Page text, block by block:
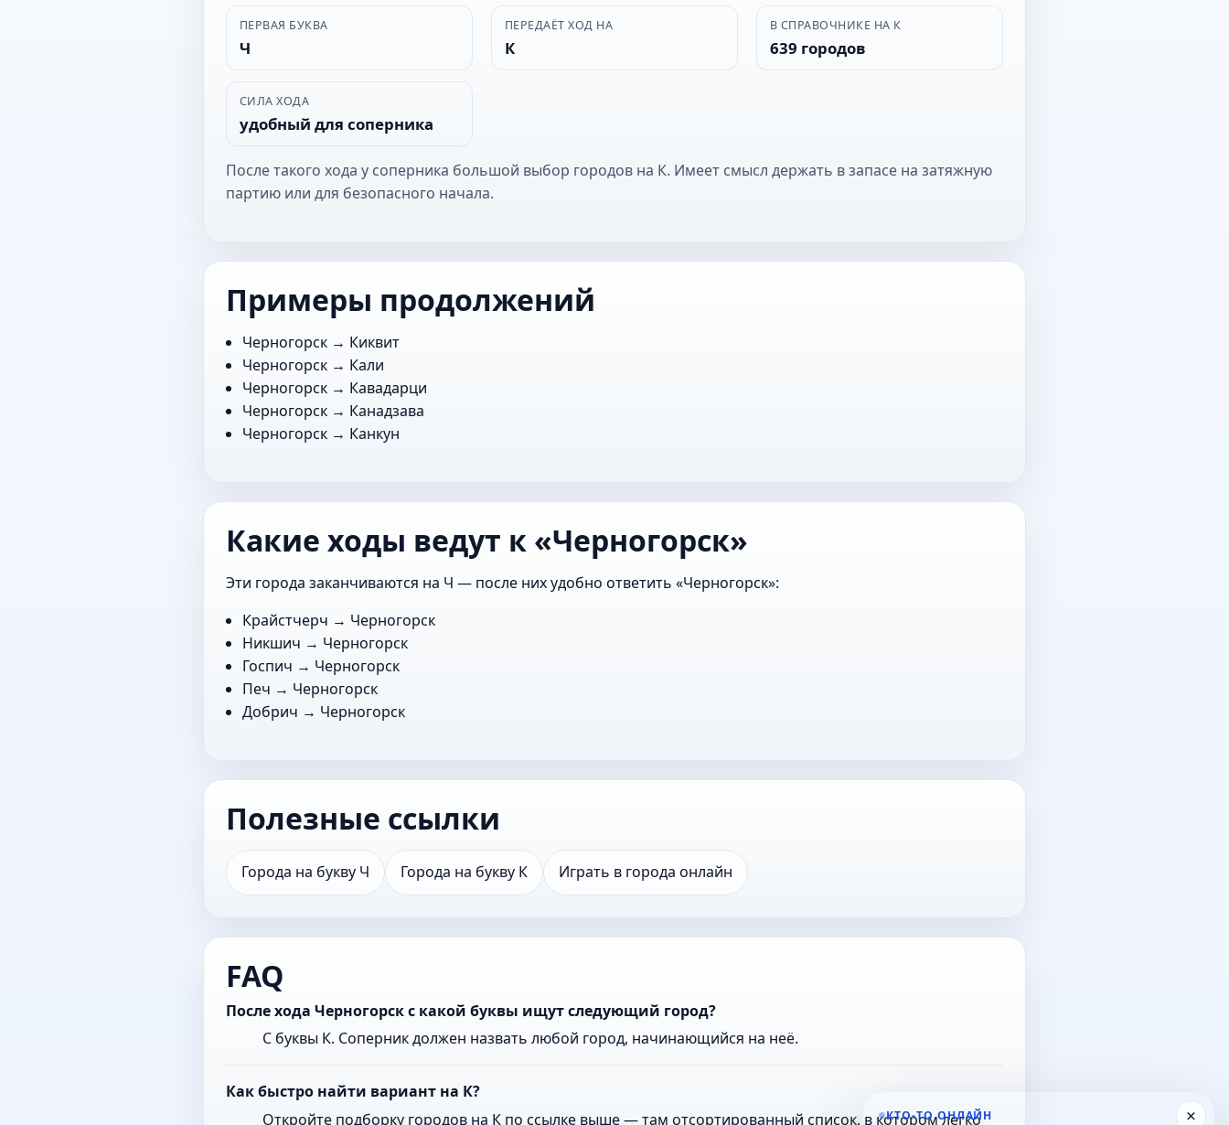
ПЕРВАЯ БУКВА
Ч
ПЕРЕДАЁТ ХОД НА
К
В СПРАВОЧНИКЕ НА К
639 городов
СИЛА ХОДА
удобный для соперника
После такого хода у соперника большой выбор городов на К. Имеет смысл держать в запасе на затяжную
партию или для безопасного начала.
Примеры продолжений
Черногорск → Киквит
Черногорск → Кали
Черногорск → Кавадарци
Черногорск → Канадзава
Черногорск → Канкун
Какие ходы ведут к «Черногорск»
Эти города заканчиваются на Ч — после них удобно ответить «Черногорск»:
Крайстчерч → Черногорск
Никшич → Черногорск
Госпич → Черногорск
Печ → Черногорск
Добрич → Черногорск
Полезные ссылки
Города на букву Ч Города на букву К Играть в города онлайн
FAQ
После хода Черногорск с какой буквы ищут следующий город?
С буквы К. Соперник должен назвать любой город, начинающийся на неё.
Как быстро найти вариант на К?
Откройте подборку городов на К по ссылке выше — там отсортированный список, в котором легко
×
КТО-ТО ОНЛАЙН